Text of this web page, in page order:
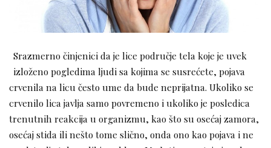
Srazmerno činjenici da je lice područje tela koje je uvek
izloženo pogledima ljudi sa kojima se susrećete, pojava
crvenila na licu često ume da bude neprijatna. Ukoliko se
crvenilo lica javlja samo povremeno i ukoliko je posledica
trenutnih reakcija u organizmu, kao što su osećaj zamora,
osećaj stida ili nešto tome slično, onda ono kao pojava i ne